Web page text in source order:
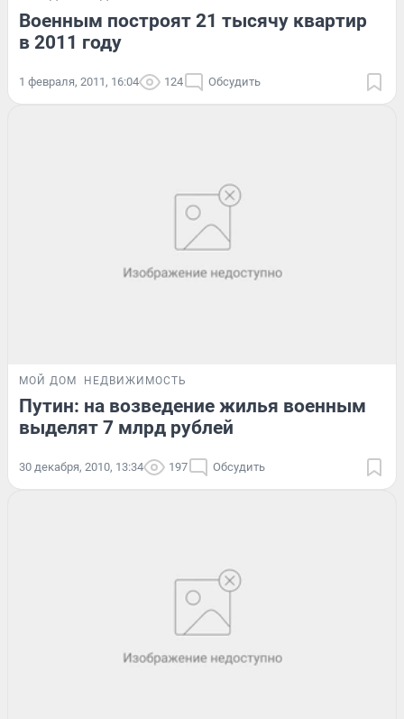
Военным построят 21 тысячу квартир
в 2011 году
1 февраля, 2011, 16:04 124 Обсудить
МОЙ ДОМ НЕДВИЖИМОСТЬ
Путин: на возведение жилья военным
выделят 7 млрд рублей
30 декабря, 2010, 13:34 197 Обсудить